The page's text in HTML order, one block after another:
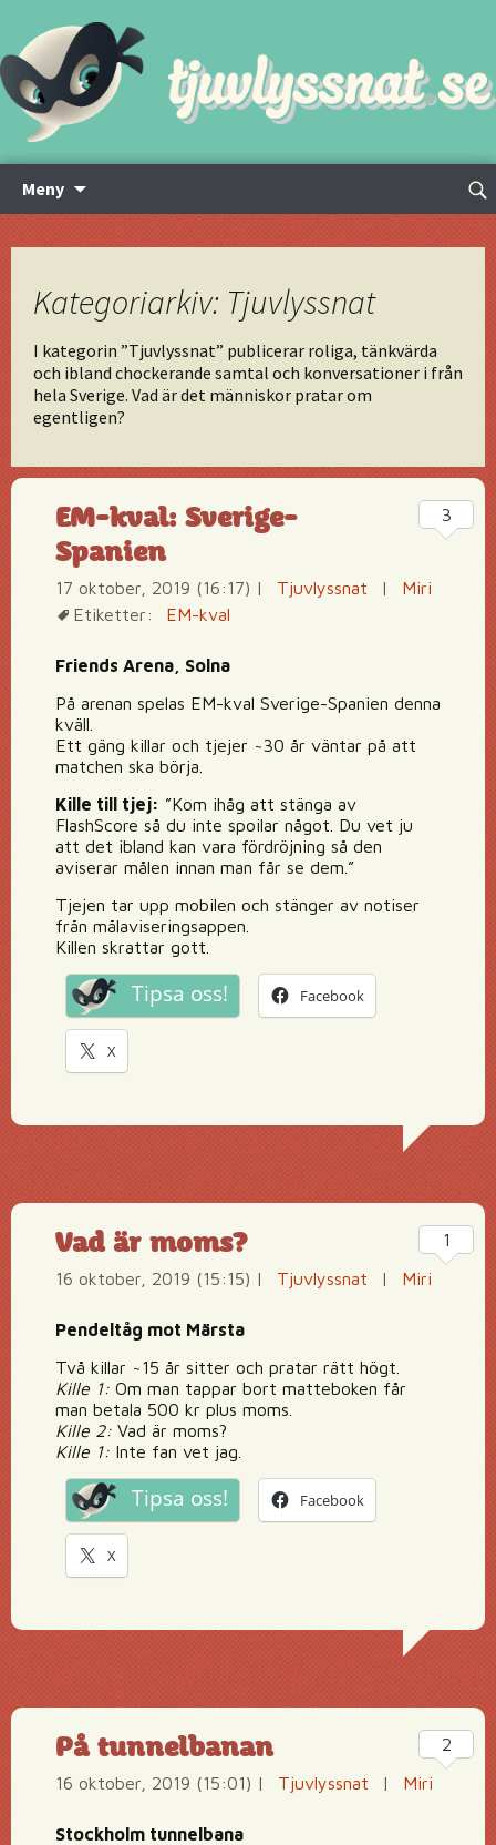
Meny
innehåll
Sök
Kategoriarkiv: Tjuvlyssnat
I kategorin ”Tjuvlyssnat” publicerar roliga, tänkvärda
och ibland chockerande samtal och konversationer i från
hela Sverige. Vad är det människor pratar om
egentligen?
EM-kval: Sverige-
Spanien
17 oktober, 2019 (16:17) | Tjuvlyssnat |
Miri
Etiketter:
EM-kval
Friends Arena, Solna
På arenan spelas EM-kval Sverige-Spanien denna
kväll.
Ett gäng killar och tjejer ~30 år väntar på att
matchen ska börja.
Kille till tjej: ”Kom ihåg att stänga av
FlashScore så du inte spoilar något. Du vet ju
att det ibland kan vara fördröjning så den
aviserar målen innan man får se dem.”
Tjejen tar upp mobilen och stänger av notiser
från målaviseringsappen.
Killen skrattar gott.
Tipsa oss! Facebook
X
3
Vad är moms?
16 oktober, 2019 (15:15) | Tjuvlyssnat | Miri
Pendeltåg mot Märsta
Två killar ~15 år sitter och pratar rätt högt.
Kille 1: Om man tappar bort matteboken får
man betala 500 kr plus moms.
Kille 2: Vad är moms?
Kille 1: Inte fan vet jag.
Tipsa oss! Facebook
X
1
På tunnelbanan
16 oktober, 2019 (15:01) | Tjuvlyssnat | Miri
Stockholm tunnelbana
2